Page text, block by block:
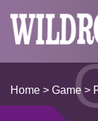
Home > Game>